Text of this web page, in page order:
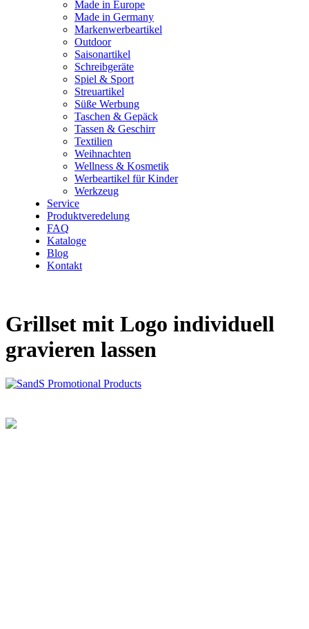
Made in Europe
Made in Germany
Markenwerbeartikel
Outdoor
Saisonartikel
Schreibgeräte
Spiel & Sport
Streuartikel
Süße Werbung
Taschen & Gepäck
Tassen & Geschirr
Textilien
Weihnachten
Wellness & Kosmetik
Werbeartikel für Kinder
Werkzeug
Service
Produktveredelung
FAQ
Kataloge
Blog
Kontakt
Grillset mit Logo individuell
gravieren lassen